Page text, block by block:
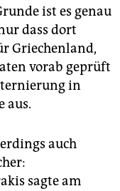
ist es genau
dass dort
Griechenland,
vorab geprüft
in
aus.
auch
sagte am